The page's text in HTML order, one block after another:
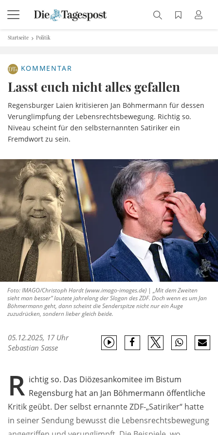
Startseite Politik
KOMMENTAR
Lasst euch nicht alles gefallen
Regensburger Laien kritisieren Jan Böhmermann für dessen
Verunglimpfung der Lebensrechtsbewegung. Richtig so.
Niveau scheint für den selbsternannten Satiriker ein
Fremdwort zu sein.
Foto: IMAGO/Christoph Hardt (www.imago-images.de) | „Mit dem Zweiten
sieht man besser“ lautete jahrelang der Slogan des ZDF. Doch wenn es um Jan
Böhmermann geht, dann scheint die Senderspitze nicht nur ein Auge
zuzudrücken, sondern lieber gleich beide.
05.12.2025, 17 Uhr
Sebastian Sasse
R ichtig so. Das Diözesankomitee im Bistum
Regensburg hat an Jan Böhmermann öffentliche
Kritik geübt. Der selbst ernannte ZDF-„Satiriker“ hatte
in seiner Sendung bewusst die Lebensrechtsbewegung